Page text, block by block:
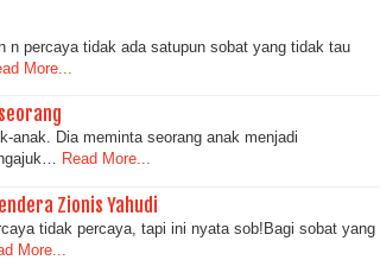
n percaya tidak ada satupun sobat yang tidak tau
More...
anak. Dia meminta seorang anak menjadi
Read More...
Zionis Yahudi
tidak percaya, tapi ini nyata sob!Bagi sobat yang
More...